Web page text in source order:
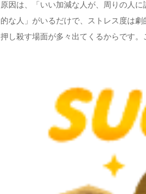
原因は、「いい加減な人が、周りの人
的な人」がいるだけで、ストレス度は
押し殺す場面が多々出てくるからです。